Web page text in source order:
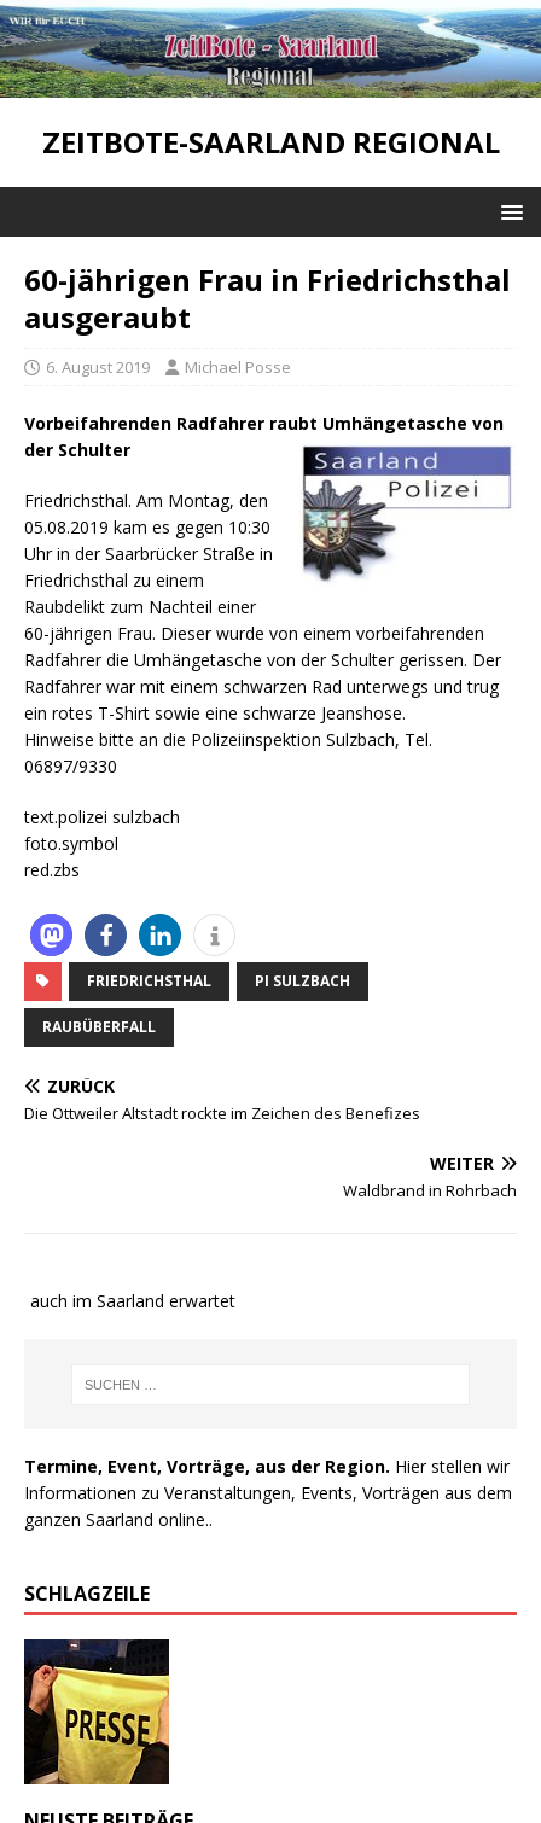
ZEITBOTE-SAARLAND REGIONAL
60-jährigen Frau in Friedrichsthal
ausgeraubt
6. August 2019 Michael Posse
Vorbeifahrenden Radfahrer raubt Umhängetasche von
der Schulter
Friedrichsthal. Am Montag, den
05.08.2019 kam es gegen 10:30
Uhr in der Saarbrücker Straße in
Friedrichsthal zu einem
Raubdelikt zum Nachteil einer
60-jährigen Frau. Dieser wurde von einem vorbeifahrenden
Radfahrer die Umhängetasche von der Schulter gerissen. Der
Radfahrer war mit einem schwarzen Rad unterwegs und trug
ein rotes T-Shirt sowie eine schwarze Jeanshose.
Hinweise bitte an die Polizeiinspektion Sulzbach, Tel.
06897/9330
text.polizei sulzbach
foto.symbol
red.zbs
FRIEDRICHSTHAL PI SULZBACH
RAUBÜBERFALL
ZURÜCK
Die Ottweiler Altstadt rockte im Zeichen des Benefizes
WEITER
Waldbrand in Rohrbach
auch im Saarland erwartet
Termine, Event, Vorträge, aus der Region. Hier stellen wir
Informationen zu Veranstaltungen, Events, Vorträgen aus dem
ganzen Saarland online..
SCHLAGZEILE